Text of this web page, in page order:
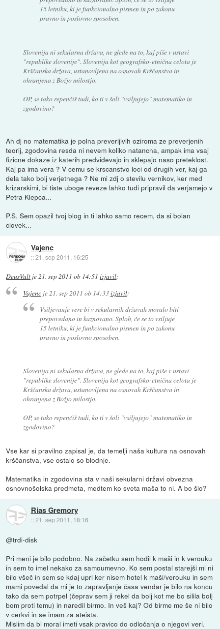
15 letniku, ki je funkcionalno pismen in po zakonu
pravno in poslovno sposoben.
Slovenija ni sekularna država, ne glede na to, kaj piše v ustavi
"republike slovenije". Slovenija kot geografsko-etnična celota je
Krščanska država, ustanovljena na osnovah Krščanstva in
ohranjena z Božjo milostjo.
OP, se tako repenčiš tudi, ko ti v šoli "vsiljujejo" matematiko in
zgodovino?
Ah dj no matematika je polna preverljivih oziroma ze preverjenih
teorij, zgodovina resda ni nevem koliko natancna, ampak ima vsaj
fizicne dokaze iz katerih predvidevajo in sklepajo naso preteklost.
Kaj pa ima vera ? V cemu se krscanstvo loci od drugih ver, kaj ga
dela tako bolj verjetnega ? Ne mi zdj o stevilu vernikov, ker med
krizarskimi, bi tiste uboge reveze lahko tudi pripravil da verjamejo v
Petra Klepca...
P.S. Sem opazil tvoj blog in ti lahko samo recem, da si bolan
clovek...
Vajenc
::21. sep 2011, 16:25
DeusVult je21. sep 2011 ob 14:51 izjavil:
Vajencje21. sep 2011 ob 14:33izjavil:
Vsiljevanje vere bi v sekularnih državah moralo biti
prepovedano in kaznovano. Sploh, če se to vsiljuje
15 letniku, ki je funkcionalno pismen in po zakonu
pravno in poslovno sposoben.
Slovenija ni sekularna država, ne glede na to, kaj piše v ustavi
"republike slovenije". Slovenija kot geografsko-etnična celota je
Krščanska država, ustanovljena na osnovah Krščanstva in
ohranjena z Božjo milostjo.
OP, se tako repenčiš tudi, ko ti v šoli "vsiljujejo" matematiko in
zgodovino?
Vse kar si pravilno zapisal je, da temelji naša kultura na osnovah
krščanstva, vse ostalo so blodnje.
Matematika in zgodovina sta v naši sekularni državi obvezna
osnovnošolska predmeta, medtem ko sveta maša to ni. A bo šlo?
Rias Gremory
::21. sep 2011, 18:16
@trdi-disk
Pri meni je bilo podobno. Na začetku sem hodil k maši in k verouku
in sem to imel nekako za samoumevno. Ko sem postal starejši mi ni
bilo všeč in sem se kdaj uprl ker nisem hotel k maši/verouku in sem
mami povedal da mi je to zapravljanje časa vendar je bilo na koncu
tako da sem potrpel (čeprav sem ji rekel da bolj kot me bo silila bolj
bom proti temu) in naredil birmo. In veš kaj? Od birme me še ni bilo
v cerkvi in se imam za ateista.
Mislim da bi moral imeti vsak pravico do odločanja o njegovi veri.